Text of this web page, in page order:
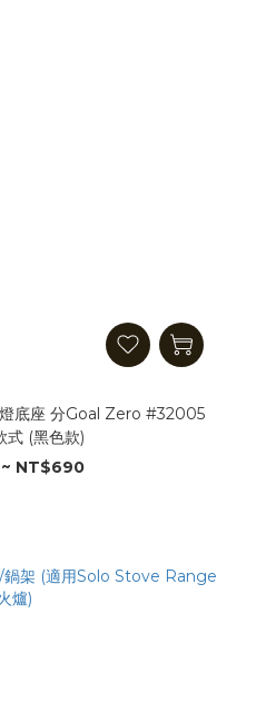
底座 分Goal Zero #32005
(黑色款)
NT$690